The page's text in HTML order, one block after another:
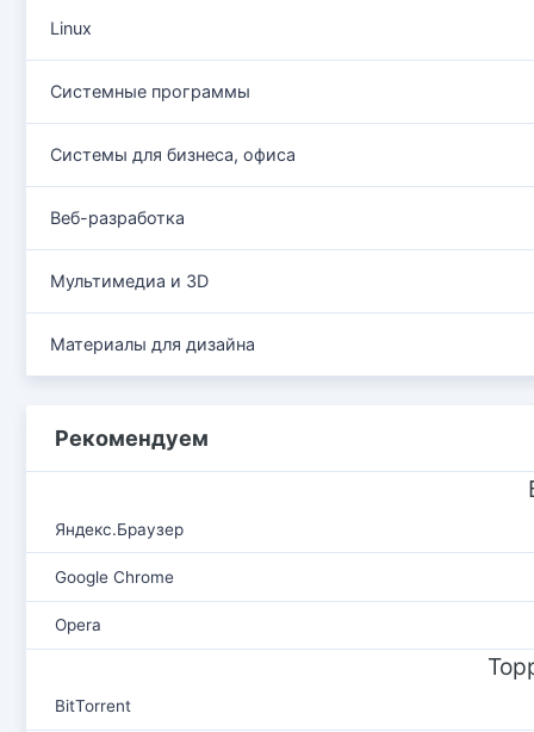
Linux
Системные программы
Системы для бизнеса, офиса
Веб-разработка
Мультимедиа и 3D
Материалы для дизайна
Рекомендуем
Яндекс.Браузер
Google Chrome
Opera
BitTorrent